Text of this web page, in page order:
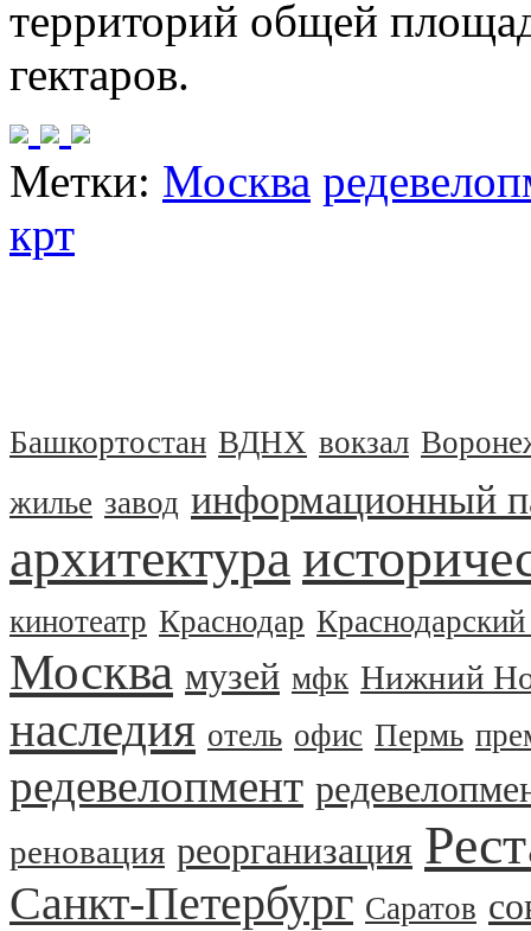
территорий общей
гектаров.
Метки: Москва
крт
Башкортостан ВДНХ вокзал
жилье завод информационный
архитектура
кинотеатр Краснодар
Москва музей мфк Нижний
наследия отель офис Пермь
редевелопмент
реновация реорганизация
Санкт-Петербург Саратов